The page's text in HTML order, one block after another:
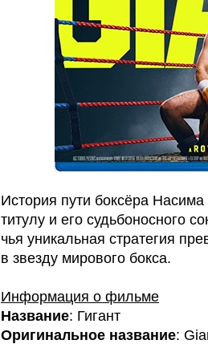
История пути боксёра
титулу и его судьбоносного
чья уникальная стратегия
в звезду мирового бокса.
Информация о фильме
Название: Гигант
Оригинальное название: